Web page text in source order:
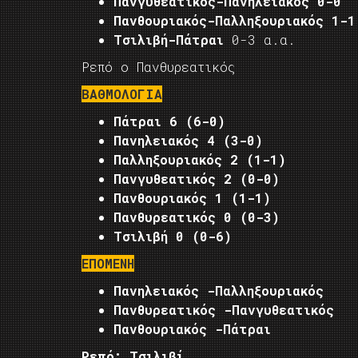
Πανθουριακός-Παλληξουριακός 1-
Τσιλιβή-Πάτραι 0-3 α.α.
Ρεπό ο Πανθυρεατικός
ΒΑΘΜΟΛΟΓΙΑ
Πάτραι 6 (6-0)
Πανηλειακός 4 (3-0)
Παλληξουριακός 2 (1-1)
Πανγυθεατικός 2 (0-0)
Πανθουριακός 1 (1-1)
Πανθυρεατικός 0 (0-3)
Τσιλιβή 0 (0-6)
ΕΠΟΜΕΝΗ
Πανηλειακός -Παλληξουριακός
Πανθυρεατικός -Πανγυθεατικός
Πανθουριακός -Πάτραι